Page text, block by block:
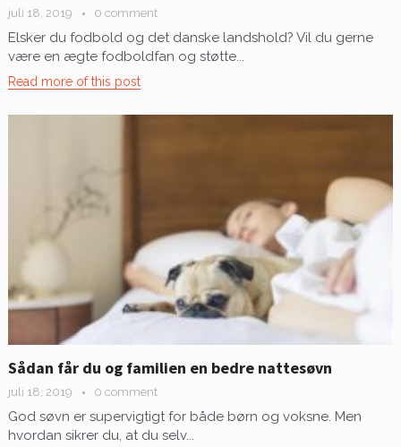
juli 18, 2019 0 comment
Elsker du fodbold og det danske landshold? Vil du gerne
være en ægte fodboldfan og støtte...
Read more of this post
Sådan får du og familien en bedre nattesøvn
juli 18, 2019 0 comment
God søvn er supervigtigt for både børn og voksne. Men
hvordan sikrer du, at du selv...